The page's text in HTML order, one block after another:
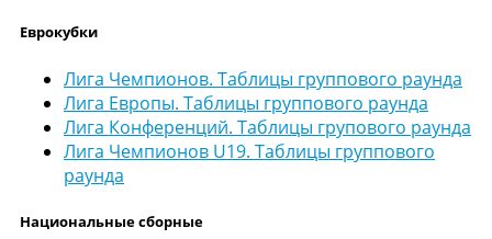
Еврокубки
Лига Чемпионов. Таблицы группового раунда
Лига Европы. Таблицы группового раунда
Лига Конференций. Таблицы групового раунда
Лига Чемпионов U19. Таблицы группового
раунда
Национальные сборные